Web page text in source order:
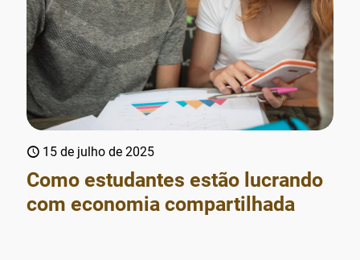
15 de julho de 2025
Como estudantes estão lucrando
com economia compartilhada